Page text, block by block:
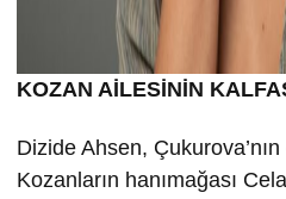
KOZAN AİLESİNİN
Dizide Ahsen,
Kozanların hanımağası